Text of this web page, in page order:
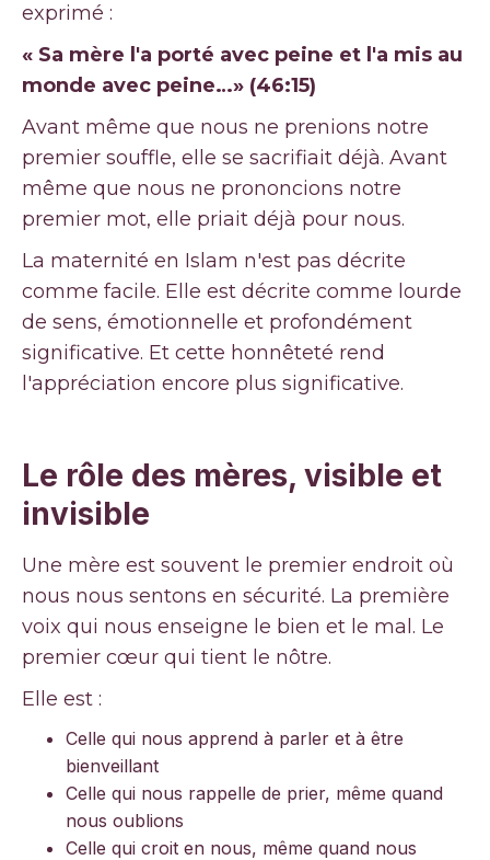
exprimé :
« Sa mère l'a porté avec peine et l'a mis au
monde avec peine…» (46:15)
Avant même que nous ne prenions notre
premier souffle, elle se sacrifiait déjà. Avant
même que nous ne prononcions notre
premier mot, elle priait déjà pour nous.
La maternité en Islam n'est pas décrite
comme facile. Elle est décrite comme lourde
de sens, émotionnelle et profondément
significative. Et cette honnêteté rend
l'appréciation encore plus significative.
Le rôle des mères, visible et
invisible
Une mère est souvent le premier endroit où
nous nous sentons en sécurité. La première
voix qui nous enseigne le bien et le mal. Le
premier cœur qui tient le nôtre.
Elle est :
Celle qui nous apprend à parler et à être
bienveillant
Celle qui nous rappelle de prier, même quand
nous oublions
Celle qui croit en nous, même quand nous